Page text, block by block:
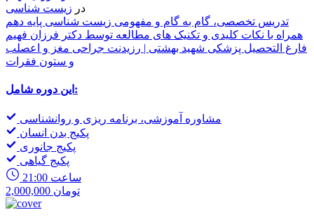
در زیست شناسی
تدریس تخصصی، گام به گام و مفهومی زیست شناسی پایه دهم
همراه با نکات کلیدی و تکنیک های مطالعه توسط دکتر فرزان فهیم
فارغ التحصیل پزشکی شهید بهشتی | رزیدنت جراحی مغز و اعصلب
و ستون فقرات
این دوره شامل:
مشاوره آموزشی، برنامه ریزی و روانشناسی
پکیج بدن انسان
پکیج جانوری
پکیج گیاهی
21:00 ساعت
2,000,000 تومان